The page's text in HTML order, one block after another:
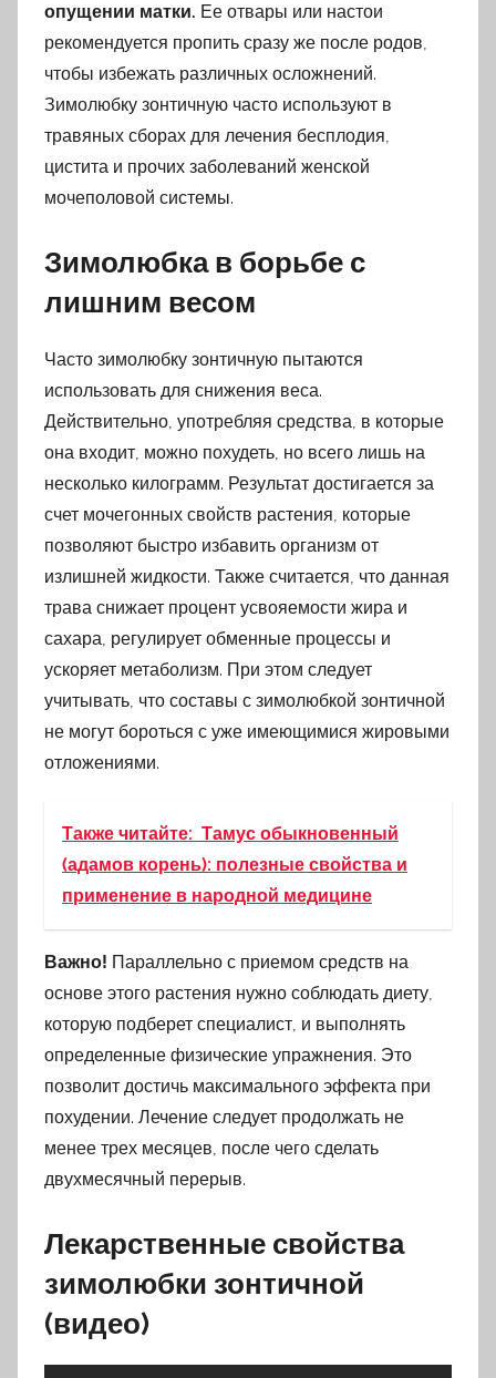
опущении матки. Ее отвары или настои
рекомендуется пропить сразу же после родов,
чтобы избежать различных осложнений.
Зимолюбку зонтичную часто используют в
травяных сборах для лечения бесплодия,
цистита и прочих заболеваний женской
мочеполовой системы.
Зимолюбка в борьбе с
лишним весом
Часто зимолюбку зонтичную пытаются
использовать для снижения веса.
Действительно, употребляя средства, в которые
она входит, можно похудеть, но всего лишь на
несколько килограмм. Результат достигается за
счет мочегонных свойств растения, которые
позволяют быстро избавить организм от
излишней жидкости. Также считается, что данная
трава снижает процент усвояемости жира и
сахара, регулирует обменные процессы и
ускоряет метаболизм. При этом следует
учитывать, что составы с зимолюбкой зонтичной
не могут бороться с уже имеющимися жировыми
отложениями.
Также читайте: Тамус обыкновенный
(адамов корень): полезные свойства и
применение в народной медицине
Важно! Параллельно с приемом средств на
основе этого растения нужно соблюдать диету,
которую подберет специалист, и выполнять
определенные физические упражнения. Это
позволит достичь максимального эффекта при
похудении. Лечение следует продолжать не
менее трех месяцев, после чего сделать
двухмесячный перерыв.
Лекарственные свойства
зимолюбки зонтичной
(видео)